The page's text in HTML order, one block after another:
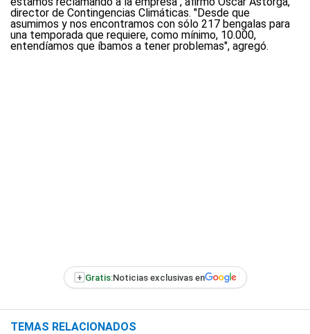
director de Contingencias Climáticas. "Desde que
asumimos y nos encontramos con sólo 217 bengalas para
una temporada que requiere, como mínimo, 10.000,
entendíamos que íbamos a tener problemas", agregó.
+ Gratis:Noticias exclusivas en
TEMAS RELACIONADOS